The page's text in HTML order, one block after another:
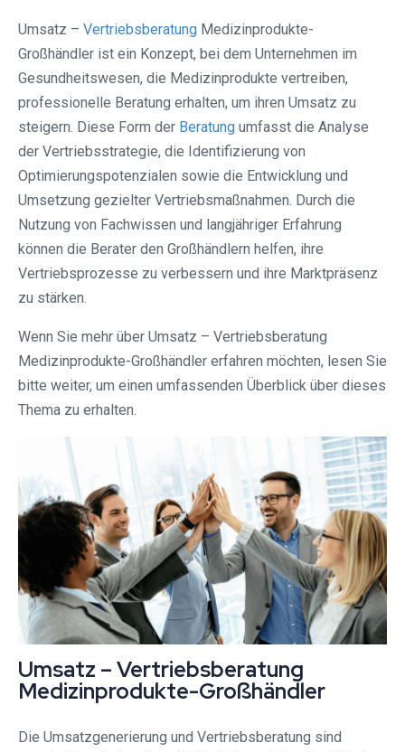
Umsatz – Vertriebsberatung Medizinprodukte-
Großhändler ist ein Konzept, bei dem Unternehmen im
Gesundheitswesen, die Medizinprodukte vertreiben,
professionelle Beratung erhalten, um ihren Umsatz zu
steigern. Diese Form der Beratung umfasst die Analyse
der Vertriebsstrategie, die Identifizierung von
Optimierungspotenzialen sowie die Entwicklung und
Umsetzung gezielter Vertriebsmaßnahmen. Durch die
Nutzung von Fachwissen und langjähriger Erfahrung
können die Berater den Großhändlern helfen, ihre
Vertriebsprozesse zu verbessern und ihre Marktpräsenz
zu stärken.
Wenn Sie mehr über Umsatz – Vertriebsberatung
Medizinprodukte-Großhändler erfahren möchten, lesen Sie
bitte weiter, um einen umfassenden Überblick über dieses
Thema zu erhalten.
Umsatz – Vertriebsberatung
Medizinprodukte-Großhändler
Die Umsatzgenerierung und Vertriebsberatung sind